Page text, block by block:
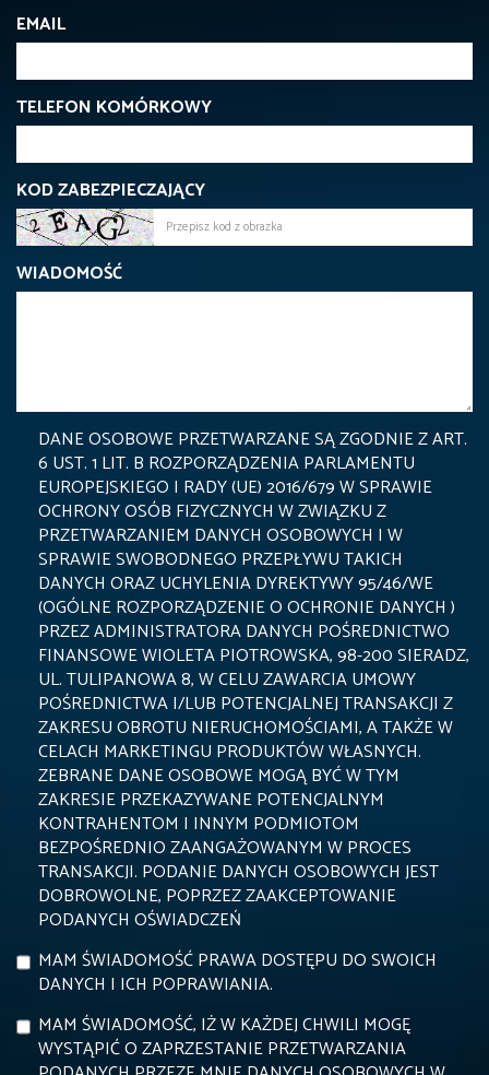
EMAIL
TELEFON KOMÓRKOWY
KOD ZABEZPIECZAJĄCY
WIADOMOŚĆ
DANE OSOBOWE PRZETWARZANE SĄ ZGODNIE Z ART.
6 UST. 1 LIT. B ROZPORZĄDZENIA PARLAMENTU
EUROPEJSKIEGO I RADY (UE) 2016/679 W SPRAWIE
OCHRONY OSÓB FIZYCZNYCH W ZWIĄZKU Z
PRZETWARZANIEM DANYCH OSOBOWYCH I W
SPRAWIE SWOBODNEGO PRZEPŁYWU TAKICH
DANYCH ORAZ UCHYLENIA DYREKTYWY 95/46/WE
(OGÓLNE ROZPORZĄDZENIE O OCHRONIE DANYCH )
PRZEZ ADMINISTRATORA DANYCH POŚREDNICTWO
FINANSOWE WIOLETA PIOTROWSKA, 98-200 SIERADZ,
UL. TULIPANOWA 8, W CELU ZAWARCIA UMOWY
POŚREDNICTWA I/LUB POTENCJALNEJ TRANSAKCJI Z
ZAKRESU OBROTU NIERUCHOMOŚCIAMI, A TAKŻE W
CELACH MARKETINGU PRODUKTÓW WŁASNYCH.
ZEBRANE DANE OSOBOWE MOGĄ BYĆ W TYM
ZAKRESIE PRZEKAZYWANE POTENCJALNYM
KONTRAHENTOM I INNYM PODMIOTOM
BEZPOŚREDNIO ZAANGAŻOWANYM W PROCES
TRANSAKCJI. PODANIE DANYCH OSOBOWYCH JEST
DOBROWOLNE, POPRZEZ ZAAKCEPTOWANIE
PODANYCH OŚWIADCZEŃ
MAM ŚWIADOMOŚĆ PRAWA DOSTĘPU DO SWOICH
DANYCH I ICH POPRAWIANIA.
MAM ŚWIADOMOŚĆ, IŻ W KAŻDEJ CHWILI MOGĘ
WYSTĄPIĆ O ZAPRZESTANIE PRZETWARZANIA